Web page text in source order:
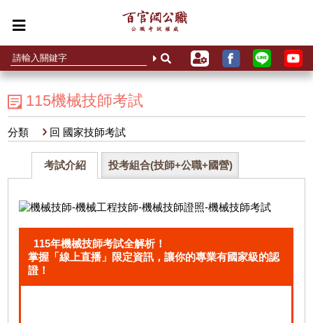
115機械技師考試
分類 回 國家技師考試
考試介紹 投考組合(技師+公職+國營)
115年機械技師考試全解析！
掌握「線上直播」限定資訊，讓你的專業有國家級的認
證！